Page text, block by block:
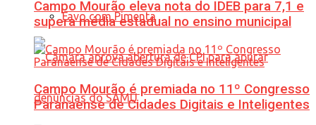
Favo com Pimenta
Campo Mourão eleva nota do IDEB para 7,1 e
supera média estadual no ensino municipal
Campo Mourão é premiada no 11º Congresso
Paranaense de Cidades Digitais e Inteligentes